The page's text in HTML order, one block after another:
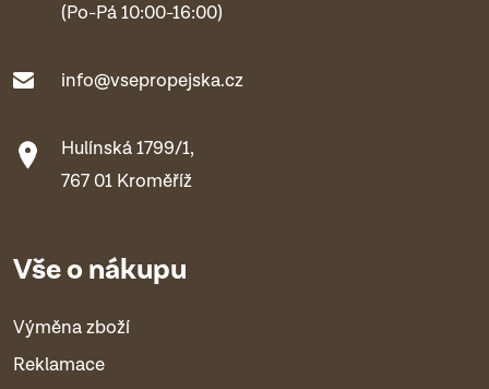
(Po-Pá 10:00-16:00)
info@vsepropejska.cz
Hulínská 1799/1,
767 01 Kroměříž
Vše o nákupu
Výměna zboží
Reklamace